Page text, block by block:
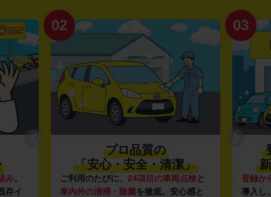
み。
存イ
02
プロ品質の
「安心・安全・清潔」
ご利用のたびに、 24項目の車両点検と
車内外の清掃・除菌を徹底。安心感と
03
登録か
導入し